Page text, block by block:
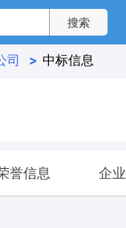
司 > 中标信息
誉信息 企